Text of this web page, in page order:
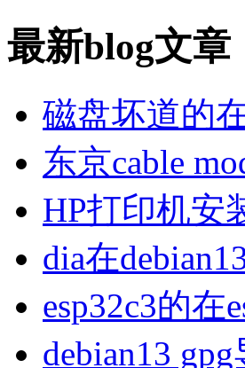
最新blog文章
磁盘坏道的
东京cable
HP打印机安
dia在
esp32c3的在
debian13 gpg